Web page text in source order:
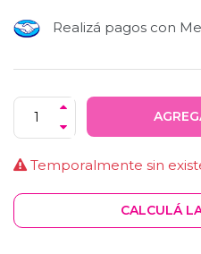
Realizá pagos con
Temporalmente sin
CALCULÁ